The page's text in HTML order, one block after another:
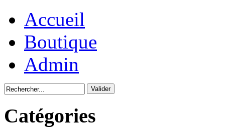
Accueil
Boutique
Admin
Catégories